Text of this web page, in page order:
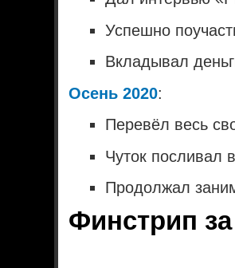
Успешно
Вкладывал
Осень 2020:
Перевёл весь
Чуток посливал
Продолжал
Финстрип